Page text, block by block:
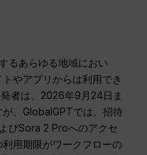
るあらゆる地域におい
やアプリからは利用でき
者は、2026年9月24日ま
、GlobalGPTでは、招待
びSora 2 Proへのアクセ
用期限がワークフローの